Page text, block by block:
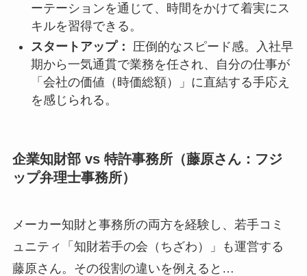
ーテーションを通じて、時間をかけて着実にス
キルを習得できる。
スタートアップ：
圧倒的なスピード感。入社早
期から一気通貫で業務を任され、自分の仕事が
「会社の価値（時価総額）」に直結する手応え
を感じられる。
企業知財部 vs 特許事務所（藤原さん：フジ
ップ弁理士事務所）
メーカー知財と事務所の両方を経験し、若手コミ
ュニティ「知財若手の会（ちざわ）」も運営する
藤原さん。その役割の違いを例えると…